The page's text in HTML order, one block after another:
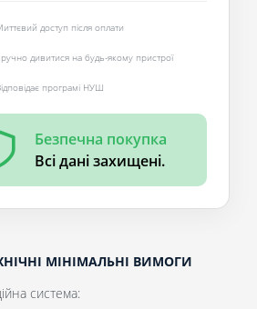
доступ після оплати
дивитися на будь-якому пристрої
програмі НУШ
Безпечна покупка
Всі дані захищені.
МІНІМАЛЬНІ ВИМОГИ
система: